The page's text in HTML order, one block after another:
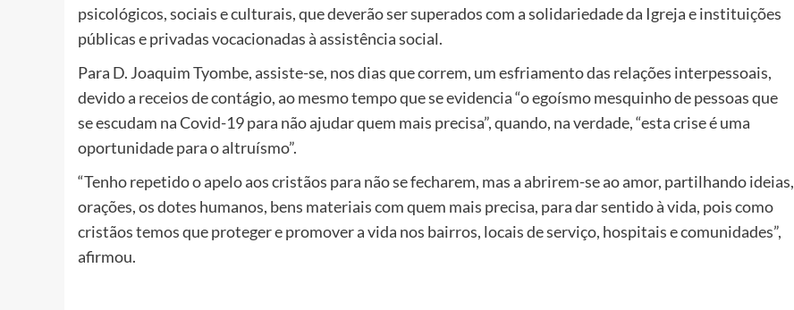
psicológicos, sociais e culturais, que deverão ser superados com a solidariedade da Igreja e instituições
públicas e privadas vocacionadas à assistência social.
Para D. Joaquim Tyombe, assiste-se, nos dias que correm, um esfriamento das relações interpessoais,
devido a receios de contágio, ao mesmo tempo que se evidencia “o egoísmo mesquinho de pessoas que
se escudam na Covid-19 para não ajudar quem mais precisa”, quando, na verdade, “esta crise é uma
oportunidade para o altruísmo”.
“Tenho repetido o apelo aos cristãos para não se fecharem, mas a abrirem-se ao amor, partilhando ideias,
orações, os dotes humanos, bens materiais com quem mais precisa, para dar sentido à vida, pois como
cristãos temos que proteger e promover a vida nos bairros, locais de serviço, hospitais e comunidades”,
afirmou.